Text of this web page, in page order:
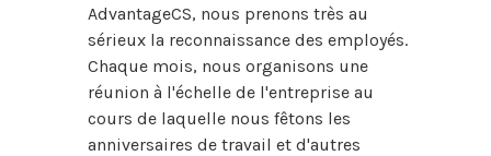
AdvantageCS, nous prenons très au
sérieux la reconnaissance des employés.
Chaque mois, nous organisons une
réunion à l'échelle de l'entreprise au
cours de laquelle nous fêtons les
anniversaires de travail et d'autres